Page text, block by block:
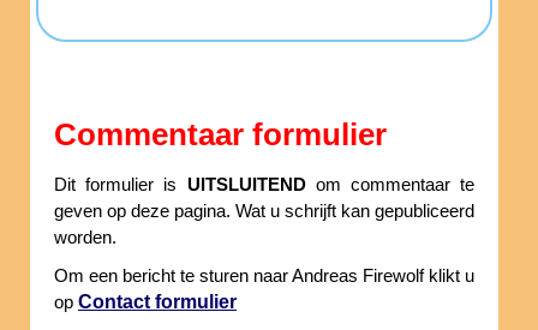
Commentaar formulier
Dit formulier is UITSLUITENDom commentaar te
geven op deze pagina. Wat u schrijft kan gepubliceerd
worden.
Om een bericht te sturen naar Andreas Firewolf klikt u
op Contact formulier